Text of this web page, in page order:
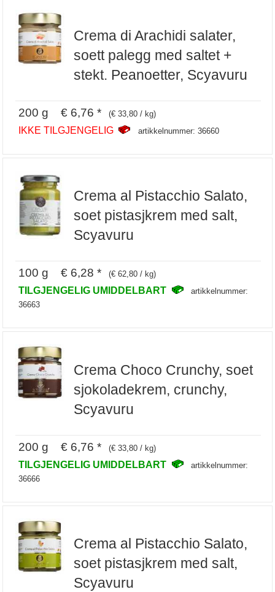
Crema di Arachidi salater,
soett palegg med saltet +
stekt. Peanoetter, Scyavuru
200 g € 6,76 * (€ 33,80 / kg)
IKKE TILGJENGELIG artikkelnummer: 36660
Crema al Pistacchio Salato,
soet pistasjkrem med salt,
Scyavuru
100 g € 6,28 * (€ 62,80 / kg)
TILGJENGELIG UMIDDELBART
artikkelnummer:
36663
Crema Choco Crunchy, soet
sjokoladekrem, crunchy,
Scyavuru
200 g € 6,76 * (€ 33,80 / kg)
TILGJENGELIG UMIDDELBART
artikkelnummer:
36666
Crema al Pistacchio Salato,
soet pistasjkrem med salt,
Scyavuru